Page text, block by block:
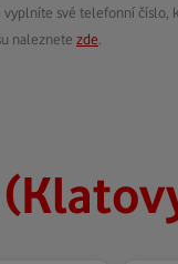
své telefonní číslo,
naleznete zde